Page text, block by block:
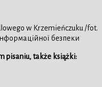
w Krzemieńczuku /fot.
безпеки
pisaniu, także książki: